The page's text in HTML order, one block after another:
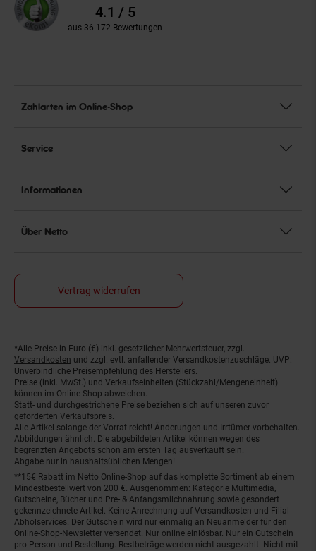
Bewertungen4.1 / 5
aus 36.172 Bewertungen
Zahlarten im Online-Shop
Service
Informationen
Über Netto
Vertrag widerrufen
Fußnoten
*Alle Preise in Euro (€) inkl. gesetzlicher Mehrwertsteuer, zzgl.
Versandkosten und zzgl. evtl. anfallender Versandkostenzuschläge. UVP:
Unverbindliche Preisempfehlung des Herstellers.
Preise (inkl. MwSt.) und Verkaufseinheiten (Stückzahl/Mengeneinheit)
können im Online-Shop abweichen.
Statt- und durchgestrichene Preise beziehen sich auf unseren zuvor
geforderten Verkaufspreis.
Alle Artikel solange der Vorrat reicht! Änderungen und Irrtümer vorbehalten.
Abbildungen ähnlich. Die abgebildeten Artikel können wegen des
begrenzten Angebots schon am ersten Tag ausverkauft sein.
Abgabe nur in haushaltsüblichen Mengen!
**15€ Rabatt im Netto Online-Shop auf das komplette Sortiment ab einem
Mindestbestellwert von 200 €. Ausgenommen: Kategorie Multimedia,
Gutscheine, Bücher und Pre- & Anfangsmilchnahrung sowie gesondert
gekennzeichnete Artikel. Keine Anrechnung auf Versandkosten und Filial-
Abholservices. Der Gutschein wird nur einmalig an Neuanmelder für den
Online-Shop-Newsletter versendet. Nur online einlösbar. Nur ein Gutschein
pro Person und Bestellung. Restbeträge werden nicht ausgezahlt. Nicht mit